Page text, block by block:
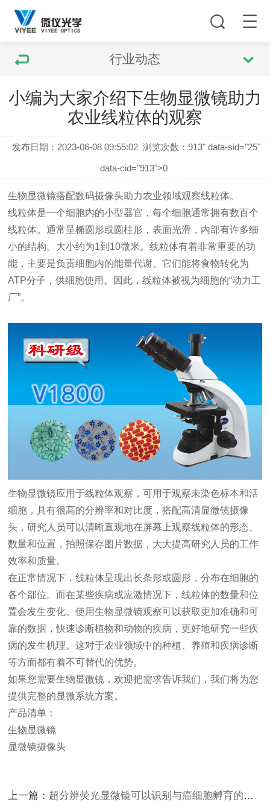
行业动态
小编为大家介绍下生物显微镜助力
农业线粒体的观察
发布日期：2023-06-08 09:55:02 浏览次数：913" data-sid="25"
data-cid="913">0
生物显微镜搭配数码摄像头助力农业领域观察线粒体。
线粒体是一个细胞内的小型器官，每个细胞通常拥有数百个
线粒体。通常呈椭圆形或圆柱形，表面光滑，内部有许多细
小的结构。大小约为1到10微米。线粒体有着非常重要的功
能，主要是负责细胞内的能量代谢。它们能将食物转化为
ATP分子，供细胞使用。因此，线粒体被视为细胞的“动力工
厂”。
生物显微镜应用于线粒体观察，可用于观察未染色标本和活
细胞，具有很高的分辨率和对比度，搭配高清显微镜摄像
头，研究人员可以清晰直观地在屏幕上观察线粒体的形态、
数量和位置，拍照保存图片数据，大大提高研究人员的工作
效率和质量。
在正常情况下，线粒体呈现出长条形或圆形，分布在细胞的
各个部位。而在某些疾病或应激情况下，线粒体的数量和位
置会发生变化。使用生物显微镜观察可以获取更加准确和可
靠的数据，快速诊断植物和动物的疾病，更好地研究一些疾
病的发生机理。这对于农业领域中的种植、养殖和疾病诊断
等方面都有着不可替代的优势。
如果您需要生物显微镜 ，欢迎把需求告诉我们，我们将为您
提供完整的显微系统方案。
产品清单：
生物显微镜
显微镜摄像头
上一篇： 超分辨荧光显微镜可以识别与癌细胞孵育的血小板中特定的蛋白质分布模式